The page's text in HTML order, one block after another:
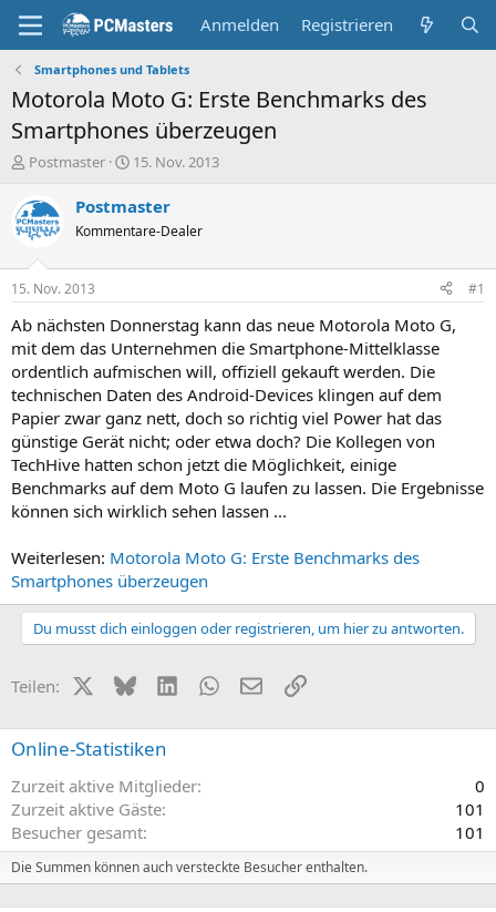
Anmelden Registrieren
Smartphones und Tablets
Motorola Moto G: Erste Benchmarks des
Smartphones überzeugen
E
s
t
e
e
r
Postmaster
E
s
e
t
a
m
15. Nov. 2013
Postmaster
Kommentare-Dealer
15. Nov. 2013 #1
Ab nächsten Donnerstag kann das neue Motorola Moto G,
mit dem das Unternehmen die Smartphone-Mittelklasse
ordentlich aufmischen will, offiziell gekauft werden. Die
technischen Daten des Android-Devices klingen auf dem
Papier zwar ganz nett, doch so richtig viel Power hat das
günstige Gerät nicht; oder etwa doch? Die Kollegen von
TechHive hatten schon jetzt die Möglichkeit, einige
Benchmarks auf dem Moto G laufen zu lassen. Die Ergebnisse
können sich wirklich sehen lassen ...
Weiterlesen: Motorola Moto G: Erste Benchmarks des
Smartphones überzeugen
Du musst dich einloggen oder registrieren, um hier zu antworten.
Teilen: X (Twitter)
BlueskyLinkedInWhatsApp
E-MailLink
Online-Statistiken
Zurzeit aktive Mitglieder
0
Zurzeit aktive Gäste
101
Besucher gesamt
101
Die Summen können auch versteckte Besucher enthalten.